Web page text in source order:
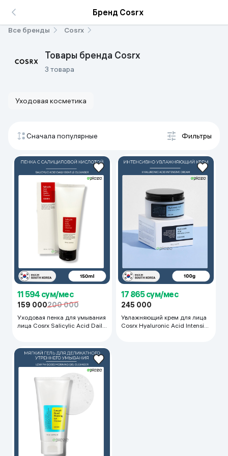
Бренд Cosrx
Все бренды Cosrx
Товары бренда Cosrx
3 товара
Уходовая косметика
Сначала популярные Фильтры
11 594 сум/мес
159 000200 000
Уходовая пенка для умывания
лица Cosrx Salicylic Acid Daily
17 865 сум/мес
245 000
Увлажняющий крем для лица
Cosrx Hyaluronic Acid Intensive